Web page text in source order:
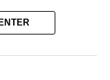
les cartes au
gouvernement,